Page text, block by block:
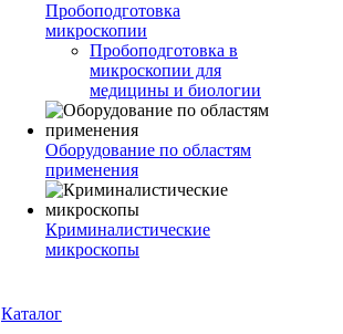
Пробоподготовка
микроскопии
Пробоподготовка в
микроскопии для
медицины и биологии
Оборудование по областям
применения
Криминалистические
микроскопы
Каталог